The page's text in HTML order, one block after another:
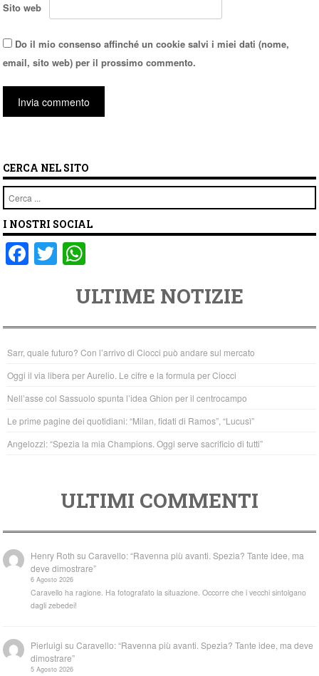
Sito web
Do il mio consenso affinché un cookie salvi i miei dati (nome,
email, sito web) per il prossimo commento.
CERCA NEL SITO
Cerca
I NOSTRI SOCIAL
F
e
b
o
o
k
T
er
at
s
A
p
p
ULTIME NOTIZIE
Sarr, quale futuro? Con l’arrivo di Ciocci può andare sul mercato
Oggi il via libera per Aurelio. Le cifre e la formula per Ciocci
Nell’asse col Sassuolo spunta l’idea Ghion per il centrocampo
Le prime pagine dei quotidiani: “Milan, fidati di Ramos”, “Lucusì”
Angelozzi: “Spezia la mia Champions. Oggi serve sacrificio di tutti”
ULTIMI COMMENTI
Henry Roth suCaravello: “Ravenna più avanti. Spezia? Tante idee, ma
deve dimostrare”
6 Agosto 2026
Caravello ha ragione. Ha fotografato la situazione. Occorre che i vecchi sintolgano
dagli zebedei!
Pierluigi suCaravello: “Ravenna più avanti. Spezia? Tante idee, ma deve
dimostrare”
5 Agosto 2026